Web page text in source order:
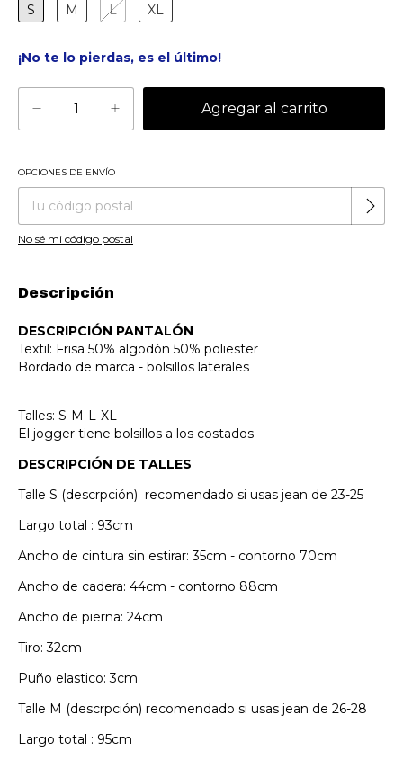
S M L XL
¡No te lo pierdas, es el último!
Entregas para el CP:
OPCIONES DE ENVÍO
No sé mi código postal
Descripción
DESCRIPCIÓN PANTALÓN
Textil: Frisa 50% algodón 50% poliester
Bordado de marca - bolsillos laterales
Talles: S-M-L-XL
El jogger tiene bolsillos a los costados
DESCRIPCIÓN DE TALLES
Talle S (descrpción) recomendado si usas jean de 23-25
Largo total : 93cm
Ancho de cintura sin estirar: 35cm - contorno 70cm
Ancho de cadera: 44cm - contorno 88cm
Ancho de pierna: 24cm
Tiro: 32cm
Puño elastico: 3cm
Talle M (descrpción) recomendado si usas jean de 26-28
Largo total : 95cm